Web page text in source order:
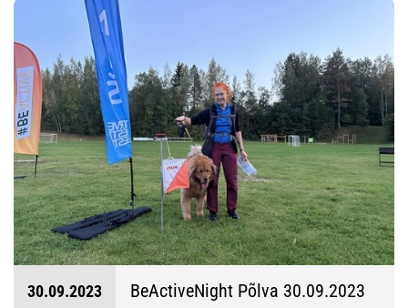
30.09.2023 BeActiveNight Põlva 30.09.2023